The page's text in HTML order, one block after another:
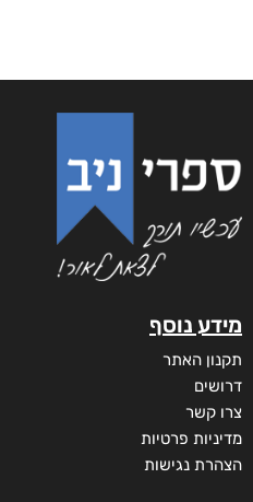
מידע נוסף
תקנון האתר
דרושים
צרו קשר
מדיניות פרטיות
הצהרת נגישות